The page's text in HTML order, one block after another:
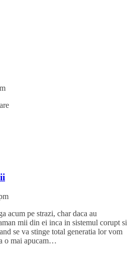
acum pe strazi, char daca au
mii din ei inca in sistemul corupt si
se va stinge total generatia lor vom
o mai apucam…